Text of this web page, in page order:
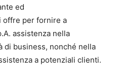
ed
offre per fornire a
assistenza nella
di business, nonché nella
a potenziali clienti.